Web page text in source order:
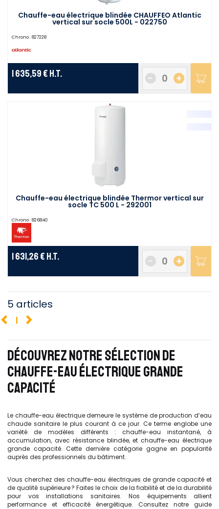
Chauffe-eau électrique blindée CHAUFFEO Atlantic
vertical sur socle 500L - 022750
Chrono : 827228
1 635,59 € H.T. +
-
Chauffe-eau électrique blindée Thermor vertical sur
socle TC 500 L - 292001
Chrono : 826840
1 631,26 € H.T. +
-
5 articles
1
DÉCOUVREZ NOTRE SÉLECTION DE
CHAUFFE-EAU ÉLECTRIQUE GRANDE
CAPACITÉ
Le chauffe-eau électrique demeure le système de production d’eau
chaude sanitaire le plus courant à ce jour. Ce terme englobe une
variété de modèles différents : chauffe-eau instantané, à
accumulation, avec résistance blindée, et chauffe-eau électrique
grande capacité. Cette dernière catégorie gagne en popularité
auprès des professionnels du bâtiment.
Vous cherchez des chauffe-eau électriques de grande capacité et
de qualité supérieure ? Faites le choix de la fiabilité et de la durabilité
pour vos installations sanitaires. Nos équipements allient
performance et efficacité énergétique. Consultez notre guide